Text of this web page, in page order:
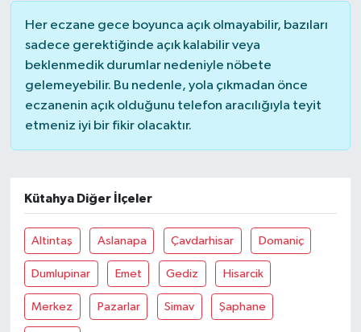
Her eczane gece boyunca açık olmayabilir, bazıları
sadece gerektiğinde açık kalabilir veya
beklenmedik durumlar nedeniyle nöbete
gelemeyebilir. Bu nedenle, yola çıkmadan önce
eczanenin açık olduğunu telefon aracılığıyla teyit
etmeniz iyi bir fikir olacaktır.
Kütahya Diğer İlçeler
Altintaş Aslanapa Çavdarhisar Domaniç
Dumlupinar Emet Gediz Hisarcik
Merkez Pazarlar Simav Şaphane